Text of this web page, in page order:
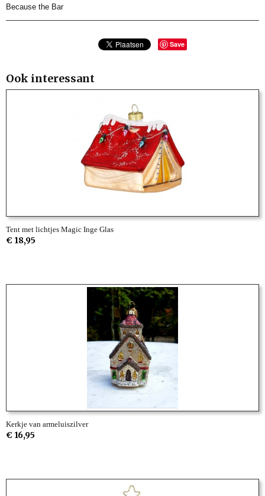
Because the Bar
Save
Ook interessant
Tent met lichtjes Magic Inge Glas
€ 18,95
Kerkje van armeluiszilver
€ 16,95